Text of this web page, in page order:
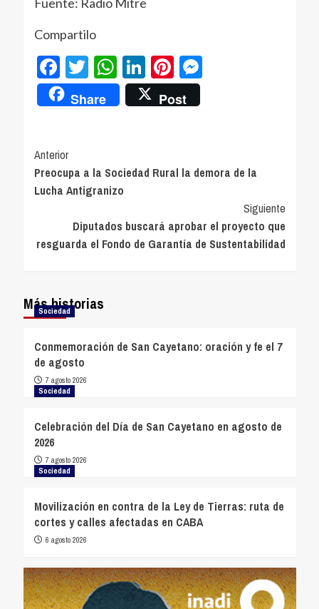
Compartilo
Facebook
Twitter
WhatsApp
LinkedIn
Pinterest
Messenger
Share Post
Navegación
de
entradas
Anterior
Preocupa a la Sociedad Rural la demora de la
Lucha Antigranizo
Siguiente
Diputados buscará aprobar el proyecto que
resguarda el Fondo de Garantía de Sustentabilidad
Más historias
Sociedad
Conmemoración de San Cayetano: oración y fe el 7
de agosto
7 agosto 2026
Sociedad
Celebración del Día de San Cayetano en agosto de
2026
7 agosto 2026
Sociedad
Movilización en contra de la Ley de Tierras: ruta de
cortes y calles afectadas en CABA
6 agosto 2026